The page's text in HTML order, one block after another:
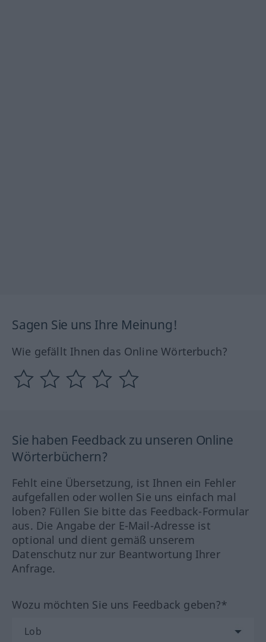
Sagen Sie uns Ihre Meinung!
Wie gefällt Ihnen das Online Wörterbuch?
Sie haben Feedback zu unseren Online
Wörterbüchern?
Fehlt eine Übersetzung, ist Ihnen ein Fehler
aufgefallen oder wollen Sie uns einfach mal
loben? Füllen Sie bitte das Feedback-Formular
aus. Die Angabe der E-Mail-Adresse ist
optional und dient gemäß unserem
Datenschutz nur zur Beantwortung Ihrer
Anfrage.
Wozu möchten Sie uns Feedback geben?*